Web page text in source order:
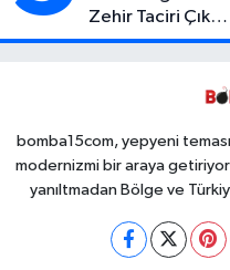
Zehir Taciri Çıktı:
Binlerce
bomba15com, yepyeni
modernizmi bir araya
yanıltmadan Bölge ve